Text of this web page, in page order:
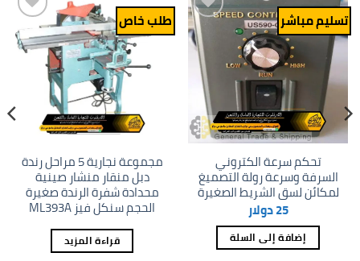
تسليم مباشر
Add to
wishlist
تحكم سرعة الكتروني
السرفة وسرعة رولة التصميغ
لمكائن لسق الشريط الصغيرة
25دولار
إضافة إلى السلة
طلب خاص
Add to
wishlist
مجموعة نجارية 5 مراحل رندة
دبل منقار منشار صينية
محدادة شفرة الرندة صغيرة
الحجم سنكل فيز ML393A
قراءة المزيد